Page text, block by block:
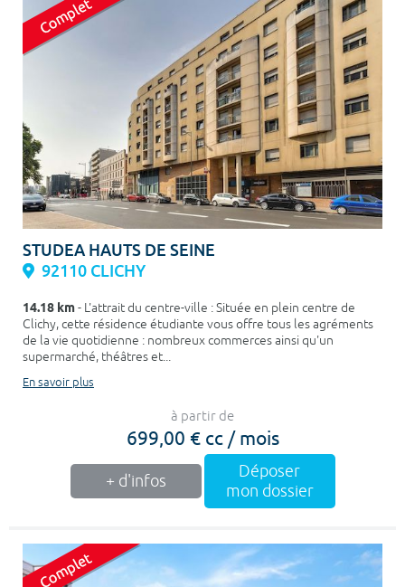
STUDEA HAUTS DE SEINE
92110 CLICHY
14.18 km- L'attrait du centre-ville : Située en plein centre de
Clichy, cette résidence étudiante vous offre tous les agréments
de la vie quotidienne : nombreux commerces ainsi qu'un
supermarché, théâtres et...
En savoir plus
à partir de
699,00 € cc / mois
+ d'infos
Déposer
mon dossier